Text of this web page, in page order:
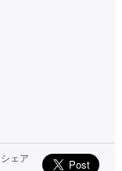
シェア